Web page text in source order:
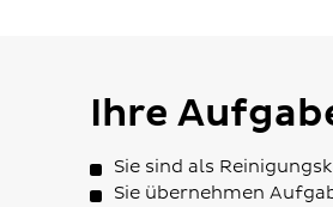
Ihre
Sie sind als
Sie übernehmen